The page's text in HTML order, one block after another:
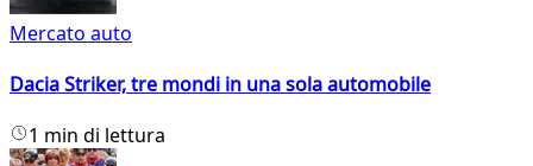
Mercato auto
Dacia Striker, tre mondi in una sola automobile
1 min di lettura